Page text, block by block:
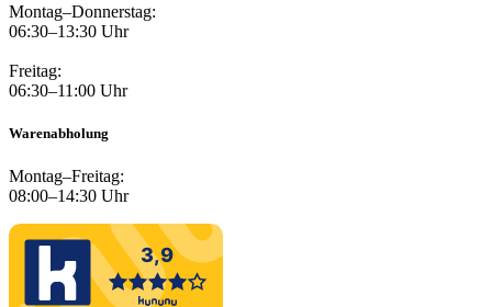
Montag–Donnerstag:
06:30–13:30 Uhr
Freitag:
06:30–11:00 Uhr
Warenabholung
Montag–Freitag:
08:00–14:30 Uhr